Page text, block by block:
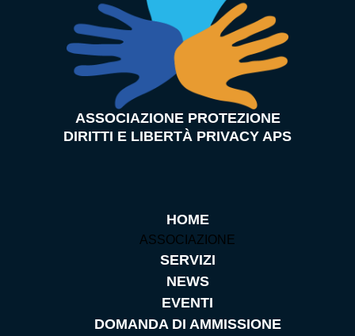
ASSOCIAZIONE PROTEZIONE
DIRITTI E LIBERTÀ PRIVACY APS
HOME
ASSOCIAZIONE
SERVIZI
NEWS
EVENTI
DOMANDA DI AMMISSIONE